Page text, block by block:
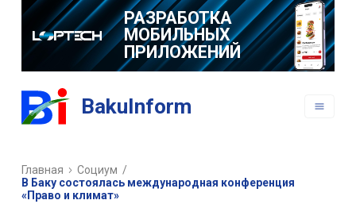
РАЗРАБОТКА
МОБИЛЬНЫХ
ПРИЛОЖЕНИЙ
BakuInform
Главная Социум /
В Баку состоялась международная конференция
«Право и климат»